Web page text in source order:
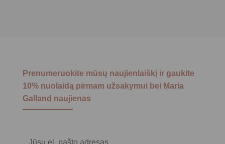
Prenumeruokite mūsų naujienlaiškį ir gaukite
10% nuolaidą pirmam užsakymui bei Maria
Galland naujienas